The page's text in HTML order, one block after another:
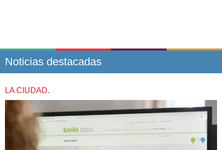
Noticias destacadas
LA CIUDAD.